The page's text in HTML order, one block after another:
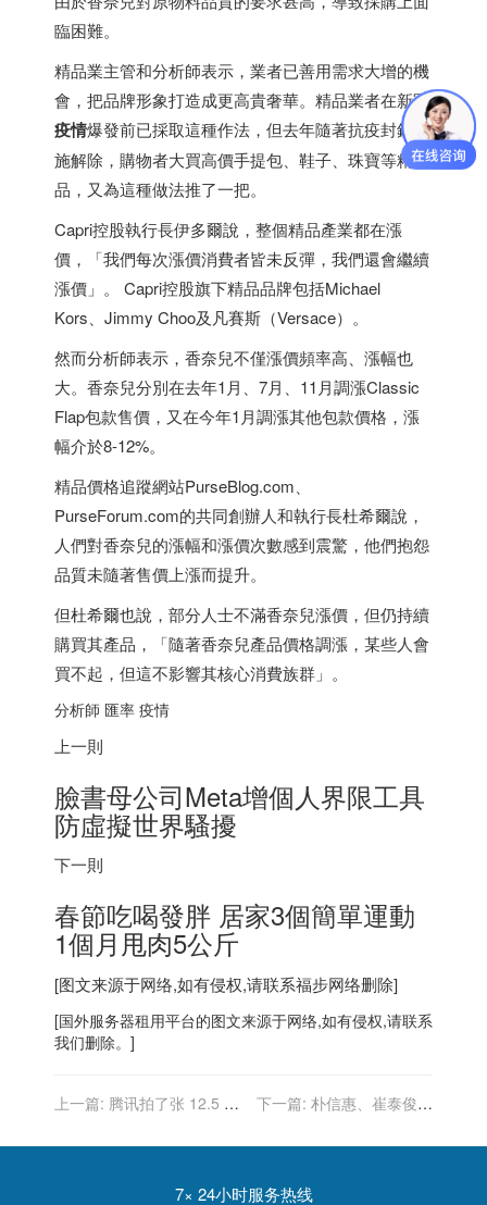
臨困難。
精品業主管和分析師表示，業者已善用需求大增的機
會，把品牌形象打造成更高貴奢華。精品業者在新冠
疫情爆發前已採取這種作法，但去年隨著抗疫封鎖措
施解除，購物者大買高價手提包、鞋子、珠寶等精
品，又為這種做法推了一把。
Capri控股執行長伊多爾說，整個精品產業都在漲
價，「我們每次漲價消費者皆未反彈，我們還會繼續
漲價」。 Capri控股旗下精品品牌包括Michael
Kors、Jimmy Choo及凡賽斯（Versace）。
然而分析師表示，香奈兒不僅漲價頻率高、漲幅也
大。香奈兒分別在去年1月、7月、11月調漲Classic
Flap包款售價，又在今年1月調漲其他包款價格，漲
幅介於8-12%。
精品價格追蹤網站PurseBlog.com、
PurseForum.com的共同創辦人和執行長杜希爾說，
人們對香奈兒的漲幅和漲價次數感到震驚，他們抱怨
品質未隨著售價上漲而提升。
但杜希爾也說，部分人士不滿香奈兒漲價，但仍持續
購買其產品，「隨著香奈兒產品價格調漲，某些人會
買不起，但這不影響其核心消費族群」。
分析師 匯率 疫情
上一則
臉書母公司Meta增個人界限工具
防虛擬世界騷擾
下一則
春節吃喝發胖 居家3個簡單運動
1個月甩肉5公斤
[图文来源于网络,如有侵权,请联系福步网络删除]
[国外服务器租用平台的图文来源于网络,如有侵权,请联系
我们删除。]
上一篇: 腾讯拍了张 12.5 亿
全景图：92 张 8K 照片合成
下一篇: 朴信惠、崔泰俊婚
見證真愛
7× 24小时服务热线